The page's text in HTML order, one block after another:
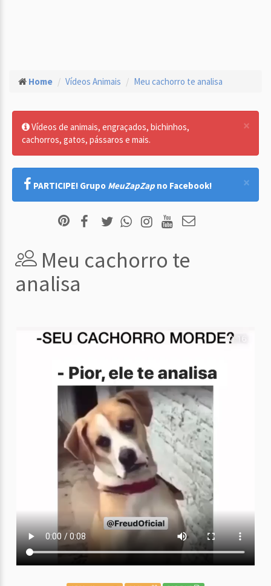
Home Vídeos Animais Meu cachorro te analisa
×
Vídeos de animais, engraçados, bichinhos,
cachorros, gatos, pássaros e mais.
×
PARTICIPE! Grupo MeuZapZap no Facebook!
Meu cachorro te
analisa